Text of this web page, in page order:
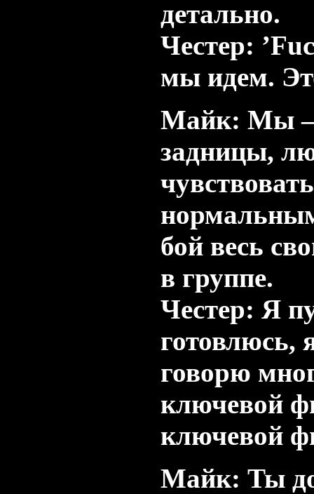
детально.
Честер:
мы идем.
Майк: Мы —
задницы,
бой весь
в группе.
Честер: Я
готовлюсь,
говорю
ключевой
ключевой
Майк: Ты